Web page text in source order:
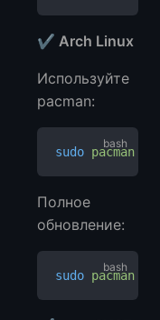
✔ Arch Linux
Используйте
pacman:
sudo pacman
Полное
обновление:
sudo pacman